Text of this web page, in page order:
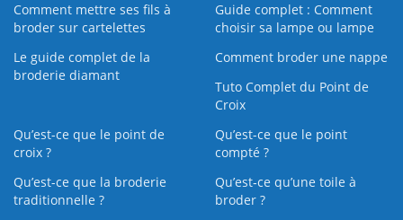
Comment mettre ses fils à
broder sur cartelettes
Guide complet : Comment
choisir sa lampe ou lampe
Le guide complet de la
broderie diamant
Comment broder une nappe
Tuto Complet du Point de
Croix
Qu’est-ce que le point de
croix ?
Qu’est-ce que le point
compté ?
Qu’est-ce que la broderie
traditionnelle ?
Qu’est‑ce qu’une toile à
broder ?